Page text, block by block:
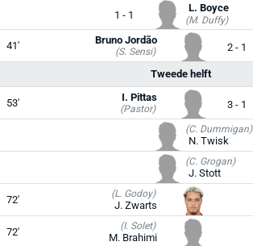
1 - 1
L. Boyce
(M. Duffy)
41' (S. Sensi)
Bruno Jordão
2 - 1
Tweede helft
53' (Pastor)
I. Pittas
3 - 1
(C. Dummigan)
N. Twisk
(C. Grogan)
J. Stott
72' (L. Godoy)
J. Zwarts
72' (I. Solet)
M. Brahimi